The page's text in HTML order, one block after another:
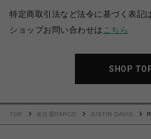
特定商取引法など法令に基づく表記
ショップお問い合わせは こちら
SHOP
TOP 名古屋PARCO JUSTIN DAVIS